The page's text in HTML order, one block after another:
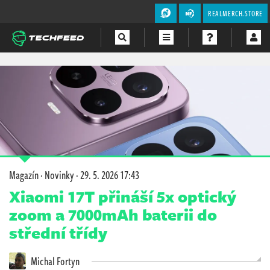
REALMERCH.STORE
Soutěže
Magazín·Novinky·29. 5. 2026 17:43
Xiaomi 17T přináší 5x optický
zoom a 7000mAh baterii do
střední třídy
Michal Fortyn